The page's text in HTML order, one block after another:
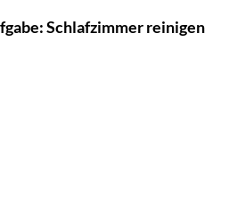
Schlafzimmer reinigen